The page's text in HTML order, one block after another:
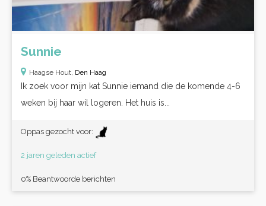
Sunnie
Haagse Hout, Den Haag
Ik zoek voor mijn kat Sunnie iemand die de komende 4-6
weken bij haar wil logeren. Het huis is...
Oppas gezocht voor:
2 jaren geleden actief
0% Beantwoorde berichten